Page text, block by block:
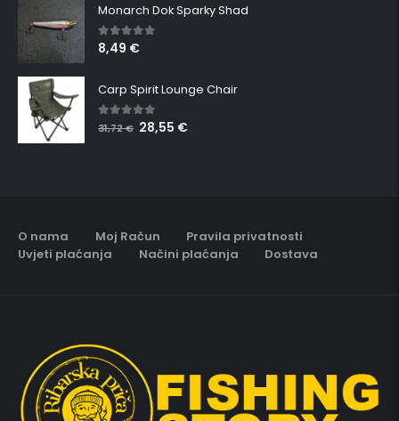
Monarch Dok Sparky Shad
5.00 out of 5
8,49 €
Carp Spirit Lounge Chair
5.00 out of 5
31,72€ 28,55 €
O nama Moj Račun
Pravila privatnosti
Uvjeti plaćanja
Načini plaćanja Dostava